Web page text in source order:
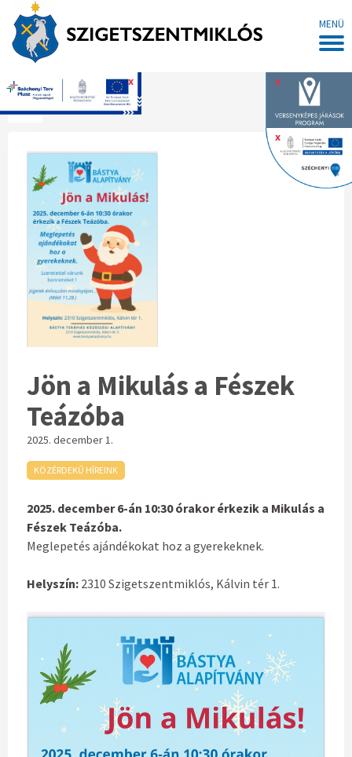
MENÜ
x
x
x
Főoldal
Jön a Mikulás a Fészek
Teázóba
2025. december 1.
KÖZÉRDEKŰ HÍREINK
2025. december 6-án 10:30 órakor érkezik a Mikulás a
Fészek Teázóba.
Meglepetés ajándékokat hoz a gyerekeknek.
Helyszín: 2310 Szigetszentmiklós, Kálvin tér 1.